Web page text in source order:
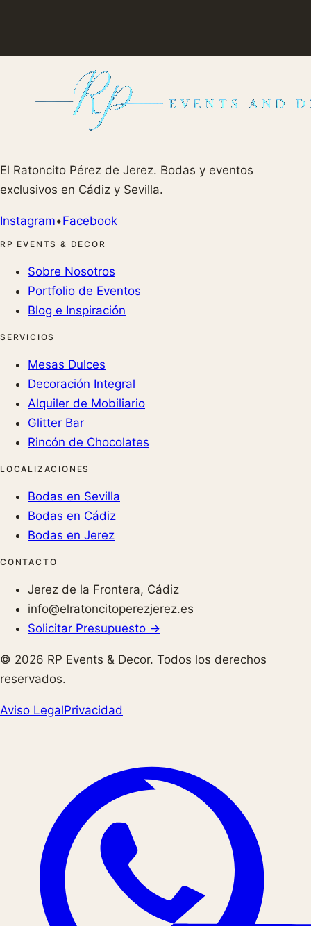
El Ratoncito Pérez de Jerez. Bodas y eventos
exclusivos en Cádiz y Sevilla.
Instagram•Facebook
RP EVENTS & DECOR
Sobre Nosotros
Portfolio de Eventos
Blog e Inspiración
SERVICIOS
Mesas Dulces
Decoración Integral
Alquiler de Mobiliario
Glitter Bar
Rincón de Chocolates
LOCALIZACIONES
Bodas en Sevilla
Bodas en Cádiz
Bodas en Jerez
CONTACTO
Jerez de la Frontera, Cádiz
info@elratoncitoperezjerez.es
Solicitar Presupuesto →
© 2026 RP Events & Decor. Todos los derechos
reservados.
Aviso LegalPrivacidad